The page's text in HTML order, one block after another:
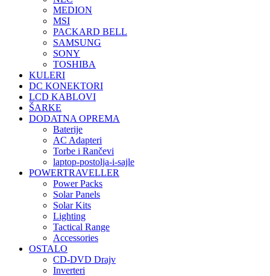
MEDION
MSI
PACKARD BELL
SAMSUNG
SONY
TOSHIBA
KULERI
DC KONEKTORI
LCD KABLOVI
ŠARKE
DODATNA OPREMA
Baterije
AC Adapteri
Torbe i Rančevi
laptop-postolja-i-sajle
POWERTRAVELLER
Power Packs
Solar Panels
Solar Kits
Lighting
Tactical Range
Accessories
OSTALO
CD-DVD Drajv
Inverteri